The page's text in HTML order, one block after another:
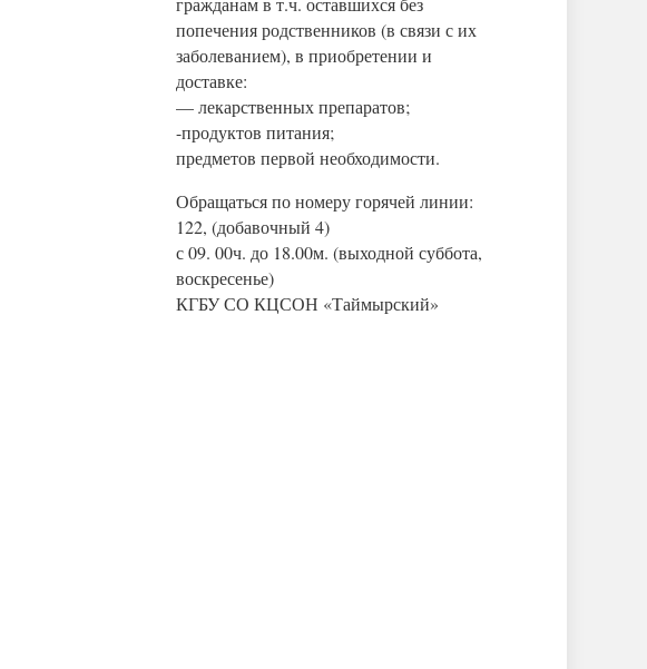
попечения родственников (в связи с их
заболеванием), в приобретении и
доставке:
— лекарственных препаратов;
-продуктов питания;
предметов первой необходимости.
Обращаться по номеру горячей линии:
122, (добавочный 4)
с 09. 00ч. до 18.00м. (выходной суббота,
воскресенье)
КГБУ СО КЦСОН «Таймырский»